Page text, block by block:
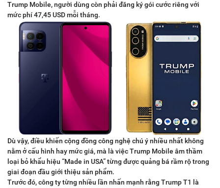
Trump Mobile, người dùng còn phải đăng ký gói cước riêng với
mức phí 47,45 USD mỗi tháng.
Dù vậy, điều khiến cộng đồng công nghệ chú ý nhiều nhất không
nằm ở cấu hình hay mức giá, mà là việc Trump Mobile âm thầm
loại bỏ khẩu hiệu “Made in USA” từng được quảng bá rầm rộ trong
giai đoạn đầu giới thiệu sản phẩm.
Trước đó, công ty từng nhiều lần nhấn mạnh rằng Trump T1 là